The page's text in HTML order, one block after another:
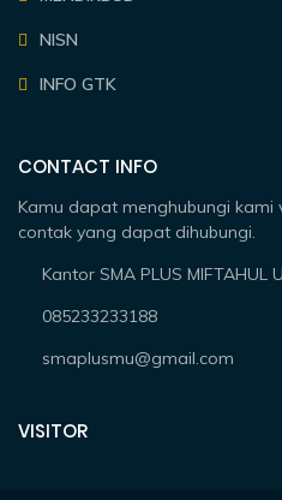
NISN
INFO GTK
CONTACT INFO
Kamu dapat menghubungi kami
contak yang dapat dihubungi.
Kantor SMA PLUS MIFTAHUL
085233233188
smaplusmu@gmail.com
VISITOR